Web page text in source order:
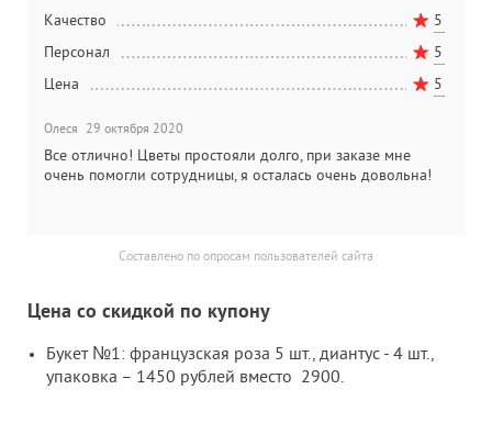
Качество
5
Персонал
5
Цена
5
Олеся 29 октября 2020
Все отлично! Цветы простояли долго, при заказе мне
очень помогли сотрудницы, я осталась очень довольна!
Составлено по опросам пользователей сайта
Цена со скидкой по купону
Букет №1: французская роза 5 шт., диантус - 4 шт.,
упаковка – 1450 рублей вместо 2900.